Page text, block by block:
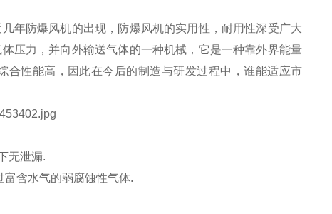
年防爆风机的出现，防爆风机的实用性，耐用性深受广大
压力，并向外输送气体的一种机械，它是一种靠外界能量
合性能高，因此在今后的制造与研发过程中，谁能适应市
无泄漏.
含水气的弱腐蚀性气体.